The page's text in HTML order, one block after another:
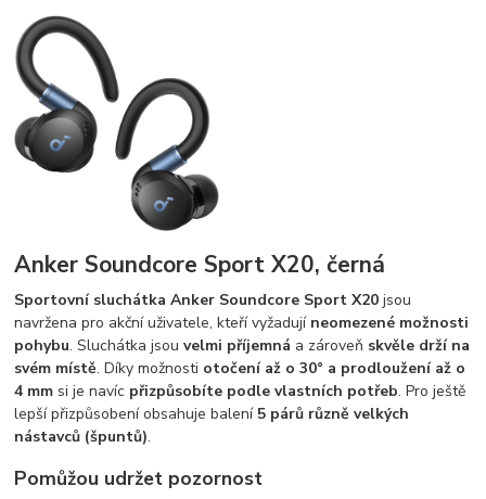
Anker Soundcore Sport X20, černá
Sportovní sluchátka Anker Soundcore Sport X20 jsou
navržena pro akční uživatele, kteří vyžadují neomezené možnosti
pohybu. Sluchátka jsouvelmi příjemná a zároveň skvěle drží na
svém místě. Díky možnosti otočení až o 30° a prodloužení až o
4 mm si je navíc přizpůsobíte podle vlastních potřeb. Pro ještě
lepší přizpůsobení obsahuje balení 5 párů různě velkých
nástavců (špuntů).
Pomůžou udržet pozornost